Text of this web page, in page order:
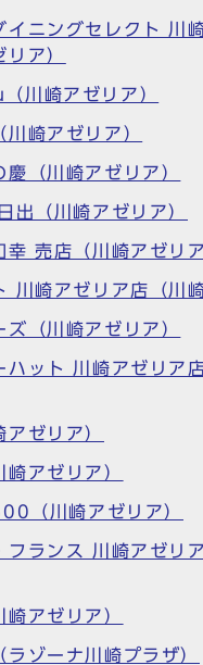
イニングセレクト 川
リア）
川崎アゼリア）
川崎アゼリア）
慶（川崎アゼリア）
出（川崎アゼリア）
幸 売店（川崎アゼリア
川崎アゼリア店（川
ズ（川崎アゼリア）
ハット 川崎アゼリア
ゼリア）
崎アゼリア）
（川崎アゼリア）
フランス 川崎アゼリ
崎アゼリア）
ラゾーナ川崎プラザ）